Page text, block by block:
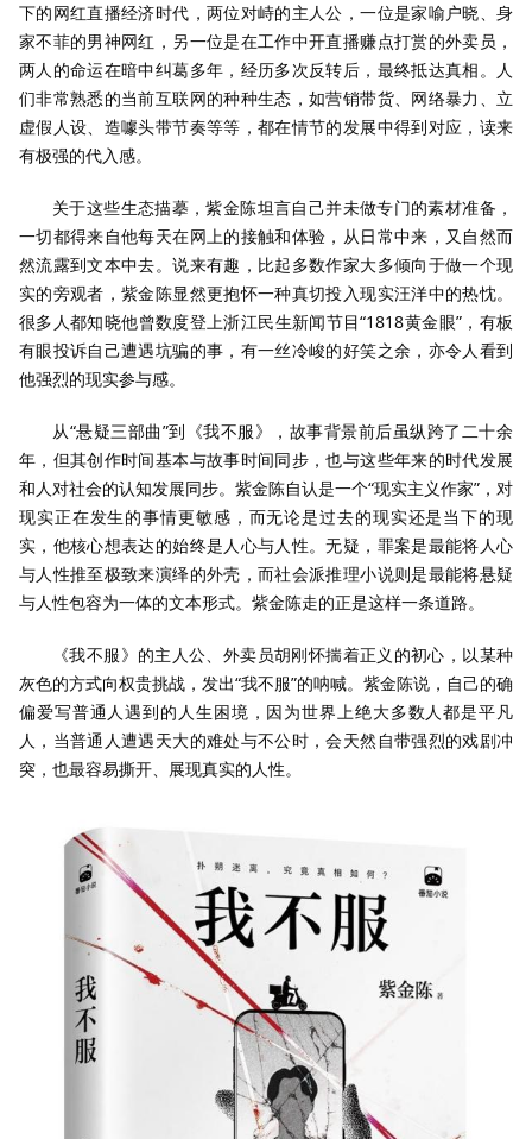
下的网红直播经济时代，两位对峙的主人公，一位是家喻户晓、身
家不菲的男神网红，另一位是在工作中开直播赚点打赏的外卖员，
两人的命运在暗中纠葛多年，经历多次反转后，最终抵达真相。人
们非常熟悉的当前互联网的种种生态，如营销带货、网络暴力、立
虚假人设、造噱头带节奏等等，都在情节的发展中得到对应，读来
有极强的代入感。
关于这些生态描摹，紫金陈坦言自己并未做专门的素材准备，
一切都得来自他每天在网上的接触和体验，从日常中来，又自然而
然流露到文本中去。说来有趣，比起多数作家大多倾向于做一个现
实的旁观者，紫金陈显然更抱怀一种真切投入现实汪洋中的热忱。
很多人都知晓他曾数度登上浙江民生新闻节目“1818黄金眼”，有板
有眼投诉自己遭遇坑骗的事，有一丝冷峻的好笑之余，亦令人看到
他强烈的现实参与感。
从“悬疑三部曲”到《我不服》，故事背景前后虽纵跨了二十余
年，但其创作时间基本与故事时间同步，也与这些年来的时代发展
和人对社会的认知发展同步。紫金陈自认是一个“现实主义作家”，对
现实正在发生的事情更敏感，而无论是过去的现实还是当下的现
实，他核心想表达的始终是人心与人性。无疑，罪案是最能将人心
与人性推至极致来演绎的外壳，而社会派推理小说则是最能将悬疑
与人性包容为一体的文本形式。紫金陈走的正是这样一条道路。
《我不服》的主人公、外卖员胡刚怀揣着正义的初心，以某种
灰色的方式向权贵挑战，发出“我不服”的呐喊。紫金陈说，自己的确
偏爱写普通人遇到的人生困境，因为世界上绝大多数人都是平凡
人，当普通人遭遇天大的难处与不公时，会天然自带强烈的戏剧冲
突，也最容易撕开、展现真实的人性。